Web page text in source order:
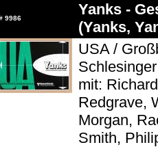
9986
Yanks -
(Yanks,
USA /
Schlesinger
mit:
Redgrave,
Morgan,
Smith,